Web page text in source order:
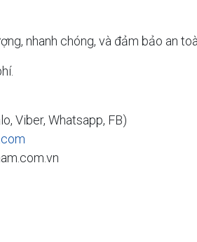
nhanh chóng, và đảm bảo an
Viber, Whatsapp, FB)